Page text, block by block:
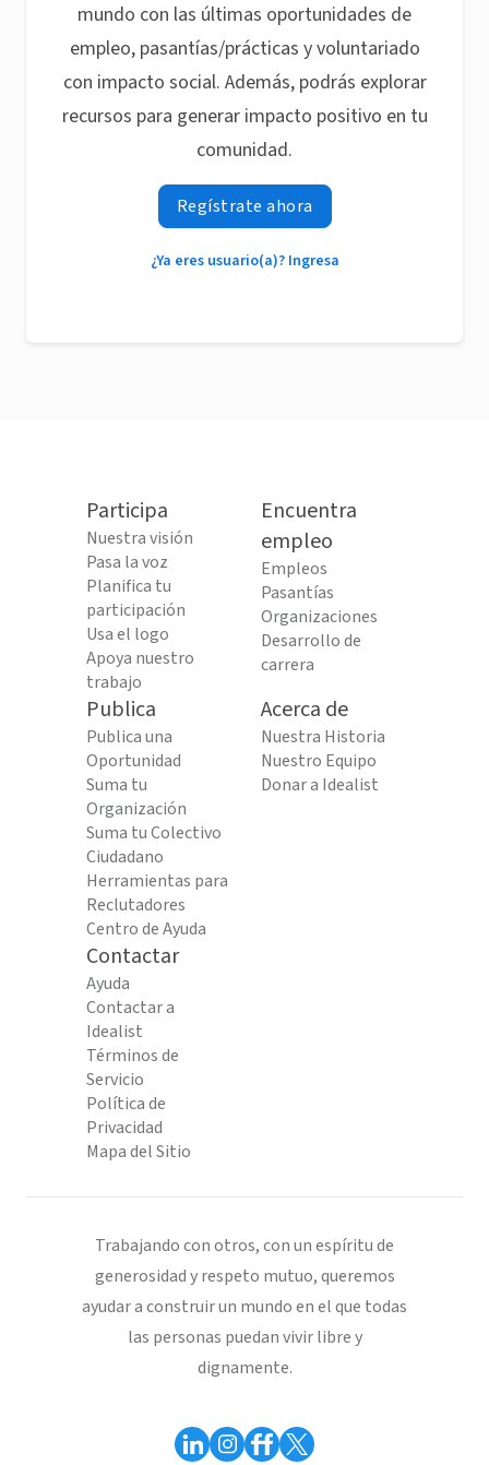
mundo con las últimas oportunidades de
empleo, pasantías/prácticas y voluntariado
con impacto social. Además, podrás explorar
recursos para generar impacto positivo en tu
comunidad.
Regístrate ahora
¿Ya eres usuario(a)? Ingresa
Participa
Nuestra visión
Pasa la voz
Planifica tu
participación
Usa el logo
Apoya nuestro
trabajo
Encuentra
empleo
Empleos
Pasantías
Organizaciones
Desarrollo de
carrera
Publica
Publica una
Oportunidad
Suma tu
Organización
Suma tu Colectivo
Ciudadano
Herramientas para
Reclutadores
Centro de Ayuda
Acerca de
Nuestra Historia
Nuestro Equipo
Donar a Idealist
Contactar
Ayuda
Contactar a
Idealist
Términos de
Servicio
Política de
Privacidad
Mapa del Sitio
Trabajando con otros, con un espíritu de
generosidad y respeto mutuo, queremos
ayudar a construir un mundo en el que todas
las personas puedan vivir libre y
dignamente.